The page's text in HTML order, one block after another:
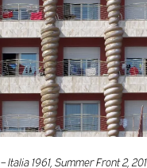
Italia 1961, Summer Front 2,